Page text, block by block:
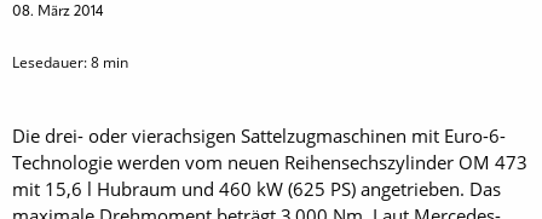
08. März 2014
Lesedauer:8 min
Die drei- oder vierachsigen Sattelzugmaschinen mit Euro-6-
Technologie werden vom neuen Reihensechszylinder OM 473
mit 15,6 l Hubraum und 460 kW (625 PS) angetrieben. Das